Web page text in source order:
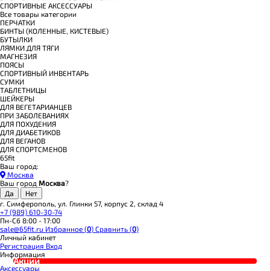
СПОРТИВНЫЕ АКСЕССУАРЫ
Все товары категории
ПЕРЧАТКИ
БИНТЫ (КОЛЕННЫЕ, КИСТЕВЫЕ)
БУТЫЛКИ
ЛЯМКИ ДЛЯ ТЯГИ
МАГНЕЗИЯ
ПОЯСЫ
СПОРТИВНЫЙ ИНВЕНТАРЬ
СУМКИ
ТАБЛЕТНИЦЫ
ШЕЙКЕРЫ
ДЛЯ ВЕГЕТАРИАНЦЕВ
ПРИ ЗАБОЛЕВАНИЯХ
ДЛЯ ПОХУДЕНИЯ
ДЛЯ ДИАБЕТИКОВ
ДЛЯ ВЕГАНОВ
ДЛЯ СПОРТСМЕНОВ
65fit
Ваш город:
Москва
Ваш город Москва?
г. Симферополь, ул. Глинки 57, корпус 2, склад 4
+7 (989) 610-30-74
Пн-Сб 8:00 - 17:00
sale@65fit.ru Избранное (0) Сравнить (0)
Личный кабинет
Регистрация Вход
Информация
Акции
Аксессуары